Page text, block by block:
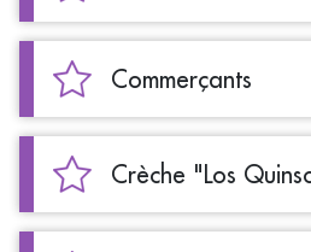
Commerçants
Crèche "Los